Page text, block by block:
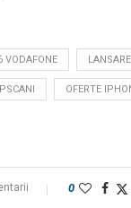
VODAFONE
OFERTE
0